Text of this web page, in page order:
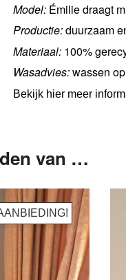
Model: Émilie draagt
Productie:duurzaam
Materiaal: 100%
Wasadvies:wassen
Bekijk hier meer
van …